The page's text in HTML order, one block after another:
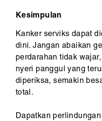
Kesimpulan
Kanker serviks dapat
dini. Jangan abaikan
perdarahan tidak
nyeri panggul yang
diperiksa, semakin
total.
Dapatkan